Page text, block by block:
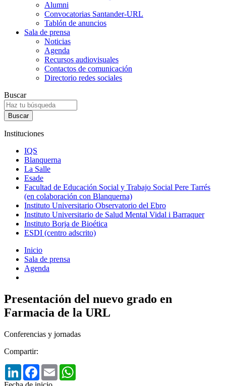
Alumni
Convocatorias Santander-URL
Tablón de anuncios
Sala de prensa
Noticias
Agenda
Recursos audiovisuales
Contactos de comunicación
Directorio redes sociales
Buscar
Instituciones
IQS
Blanquerna
La Salle
Esade
Facultad de Educación Social y Trabajo Social Pere Tarrés
(en colaboración con Blanquerna)
Instituto Universitario Observatorio del Ebro
Instituto Universitario de Salud Mental Vidal i Barraquer
Instituto Borja de Bioética
ESDI (centro adscrito)
Inicio
Sala de prensa
Agenda
Presentación del nuevo grado en
Farmacia de la URL
Conferencias y jornadas
Compartir:
LinkedInFacebook
Email